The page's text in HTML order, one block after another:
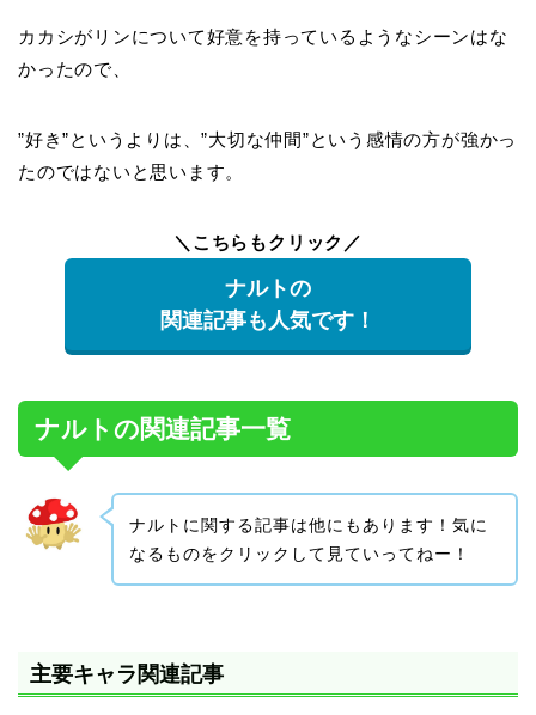
カカシがリンについて好意を持っているようなシーンはな
かったので、
”好き”というよりは、”大切な仲間”という感情の方が強かっ
たのではないと思います。
＼こちらもクリック／
ナルトの
関連記事も人気です！
ナルトの関連記事一覧
ナルトに関する記事は他にもあります！気に
なるものをクリックして見ていってねー！
主要キャラ関連記事